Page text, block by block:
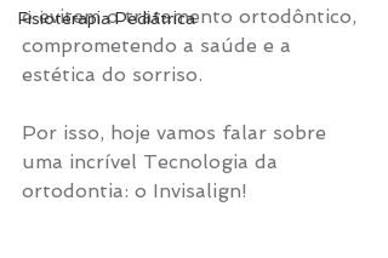
Fisioterapia Pediátrica
e evitem o tratamento ortodôntico,
comprometendo a saúde e a
estética do sorriso.
Por isso, hoje vamos falar sobre
uma incrível Tecnologia da
ortodontia: o Invisalign!